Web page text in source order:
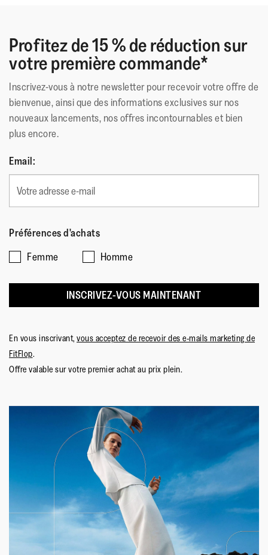
pour des chaussures favorisant une bonne santé des pieds
*American Podiatric Medical Association
Matériau Extérieur:
Cuir
Doublure:
Polyester
Fermeture:
Sans Fermeture
Semelle:
Technologie de la Semelle
Profitez de 15 % de réduction sur
votre première commande*
Inscrivez-vous à notre newsletter pour recevoir votre offre de
bienvenue, ainsi que des informations exclusives sur nos
nouveaux lancements, nos offres incontournables et bien
plus encore.
Email:
Préférences d'achats
Femme
Homme
INSCRIVEZ-VOUS MAINTENANT
En vous inscrivant, vous acceptez de recevoir des e-mails marketing de
FitFlop.
Offre valable sur votre premier achat au prix plein.